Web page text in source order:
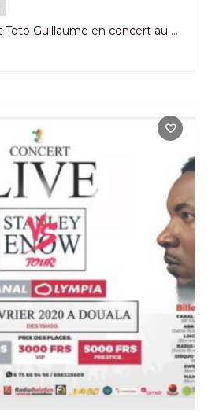
Ekambi brillant et Toto Guillaume en concert au Palais des Sports de Yaoundé le 30 Octobre 2020